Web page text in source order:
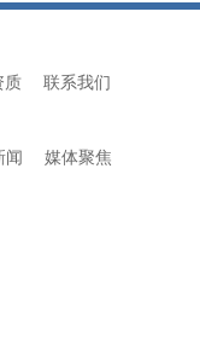
质 联系我们
闻 媒体聚焦